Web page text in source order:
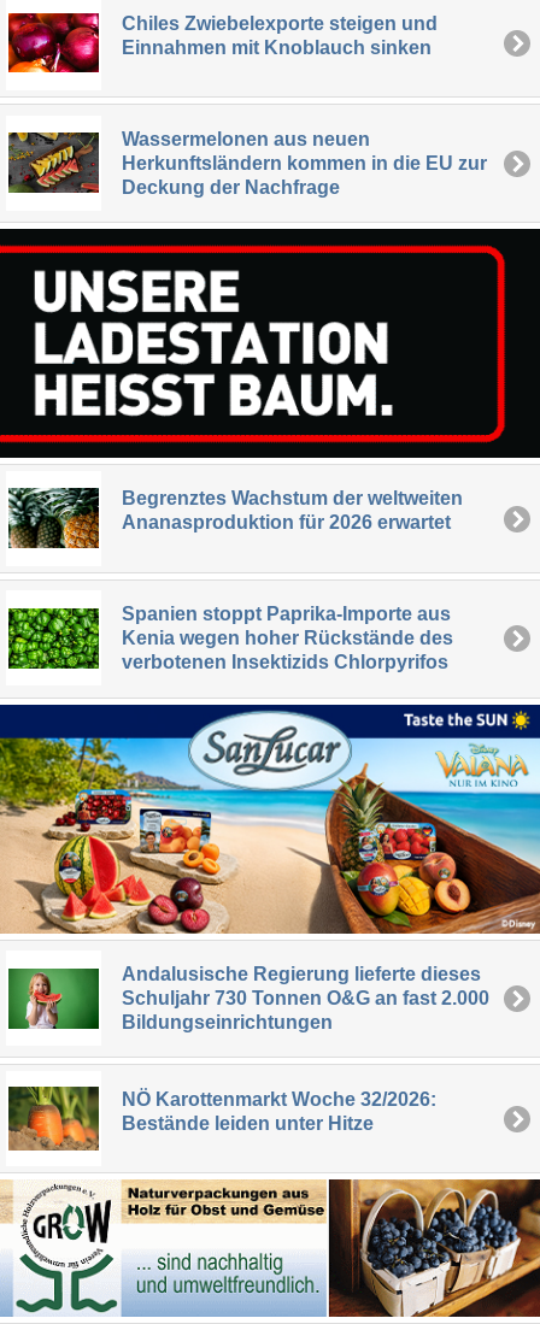
Chiles Zwiebelexporte steigen und
Einnahmen mit Knoblauch sinken
Wassermelonen aus neuen
Herkunftsländern kommen in die EU zur
Deckung der Nachfrage
Begrenztes Wachstum der weltweiten
Ananasproduktion für 2026 erwartet
Spanien stoppt Paprika-Importe aus
Kenia wegen hoher Rückstände des
verbotenen Insektizids Chlorpyrifos
Andalusische Regierung lieferte dieses
Schuljahr 730 Tonnen O&G an fast 2.000
Bildungseinrichtungen
NÖ Karottenmarkt Woche 32/2026:
Bestände leiden unter Hitze